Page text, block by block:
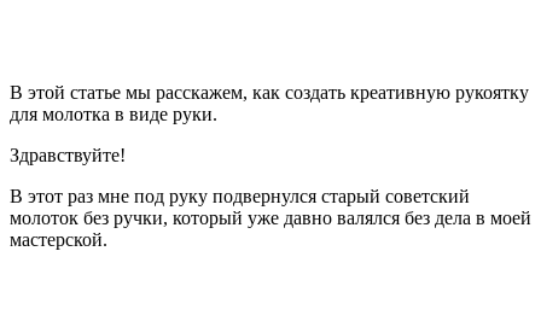
В этой статье мы расскажем, как создать креативную рукоятку
для молотка в виде руки.
Здравствуйте!
В этот раз мне под руку подвернулся старый советский
молоток без ручки, который уже давно валялся без дела в моей
мастерской.